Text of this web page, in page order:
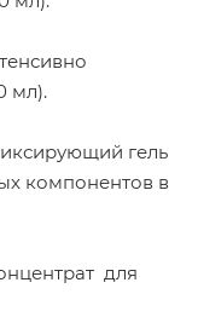
мл).
гель
компонентов в
для